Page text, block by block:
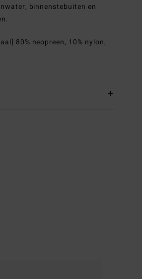
binnenstebuiten en
80% neopreen, 10% nylon,